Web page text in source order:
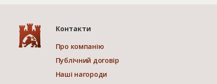
Контакти
Про компанію
Публічний договір
Наші нагороди